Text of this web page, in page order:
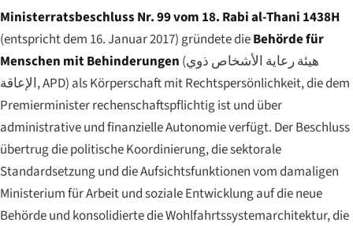
Ministerratsbeschluss Nr. 99 vom 18. Rabi al-Thani 1438H
(entspricht dem 16. Januar 2017) gründete dieBehörde für
Menschen mit Behinderungen (هيئة رعاية الأشخاص ذوي
الإعاقة, APD) als Körperschaft mit Rechtspersönlichkeit, die dem
Premierminister rechenschaftspflichtig ist und über
administrative und finanzielle Autonomie verfügt. Der Beschluss
übertrug die politische Koordinierung, die sektorale
Standardsetzung und die Aufsichtsfunktionen vom damaligen
Ministerium für Arbeit und soziale Entwicklung auf die neue
Behörde und konsolidierte die Wohlfahrtssystemarchitektur, die